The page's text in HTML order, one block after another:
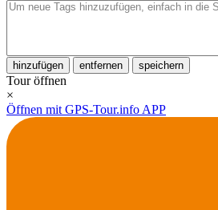
hinzufügen entfernen speichern
Tour öffnen
×
Öffnen mit GPS-Tour.info APP